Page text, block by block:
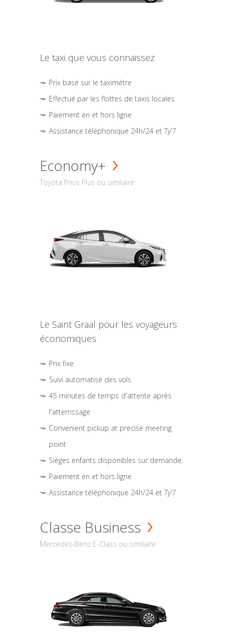
Le taxi que vous connaissez
Prix basé sur le taximètre
Effectué par les flottes de taxis locales
Paiement en et hors ligne
Assistance téléphonique 24h/24 et 7j/7
Economy+
Toyota Prius Plus ou similaire
Le Saint Graal pour les voyageurs
économiques
Prix fixe
Suivi automatisé des vols
45 minutes de temps d'attente après
l'atterrissage
Convenient pickup at precise meeting
point
Sièges enfants disponibles sur demande.
Paiement en et hors ligne
Assistance téléphonique 24h/24 et 7j/7
Classe Business
Mercedes-Benz E-Class ou similaire